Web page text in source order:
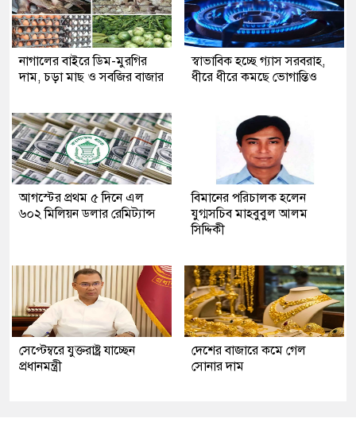
নাগালের বাইরে ডিম-মুরগির
দাম, চড়া মাছ ও সবজির বাজার
স্বাভাবিক হচ্ছে গ্যাস সরবরাহ,
ধীরে ধীরে কমছে ভোগান্তিও
আগস্টের প্রথম ৫ দিনে এল
৬০২ মিলিয়ন ডলার রেমিট্যান্স
বিমানের পরিচালক হলেন
যুগ্মসচিব মাহবুবুল আলম
সিদ্দিকী
সেপ্টেম্বরে যুক্তরাষ্ট্র যাচ্ছেন
প্রধানমন্ত্রী
দেশের বাজারে কমে গেল
সোনার দাম